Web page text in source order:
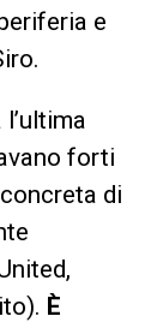
e
forti
di
È